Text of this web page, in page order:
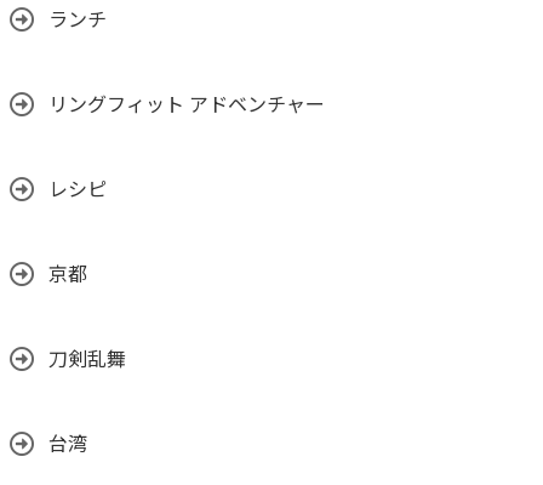
ランチ
リングフィット アドベンチャー
レシピ
京都
刀剣乱舞
台湾